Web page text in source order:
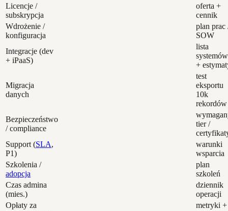
Licencje /
subskrypcja
oferta +
cennik
Wdrożenie /
konfiguracja
plan prac
SOW
Integracje (dev
+ iPaaS)
lista
systemów
+
Migracja
danych
test
eksportu
10k
rekordów
Bezpieczeństwo
/ compliance
tier /
Support (SLA,
P1)
warunki
wsparcia
Szkolenia /
adopcja
plan
szkoleń
Czas admina
(mies.)
dziennik
operacji
Opłaty za
metryki +